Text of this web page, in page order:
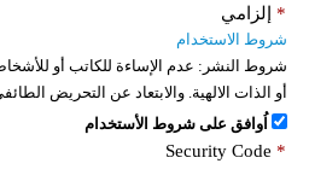
إلزامي *
شروط الاستخدام
شروط النشر: عدم الإساءة للكاتب أو
أو الذات الالهية. والابتعاد عن التحريض
اُوافق على شروط الأستخدام
Security Code *